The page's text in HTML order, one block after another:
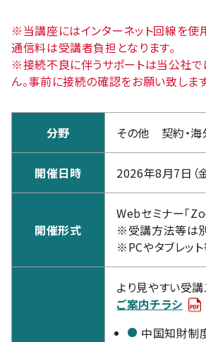
※当講座にはインターネット回線を使
通信料は受講者負担となります。
※接続不良に伴うサポートは当公社で
ん。事前に接続の確認をお願い致します
分野 その他 契約・海
開催日時 2026年8月7日
開催形式
Webセミナー「
※受講方法等は
※PCやタブレット
より見やすい受
ご案内チラシ
中国知財制